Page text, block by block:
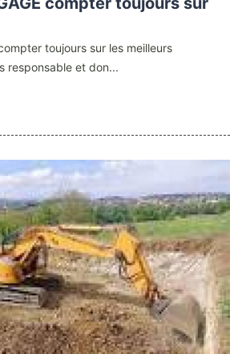
toujours sur les meilleurs
responsable et don...